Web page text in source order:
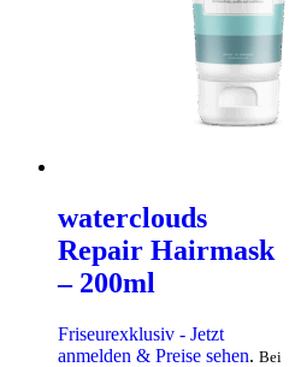
waterclouds
Repair Hairmask
– 200ml
Friseurexklusiv - Jetzt
anmelden & Preise sehen. Bei